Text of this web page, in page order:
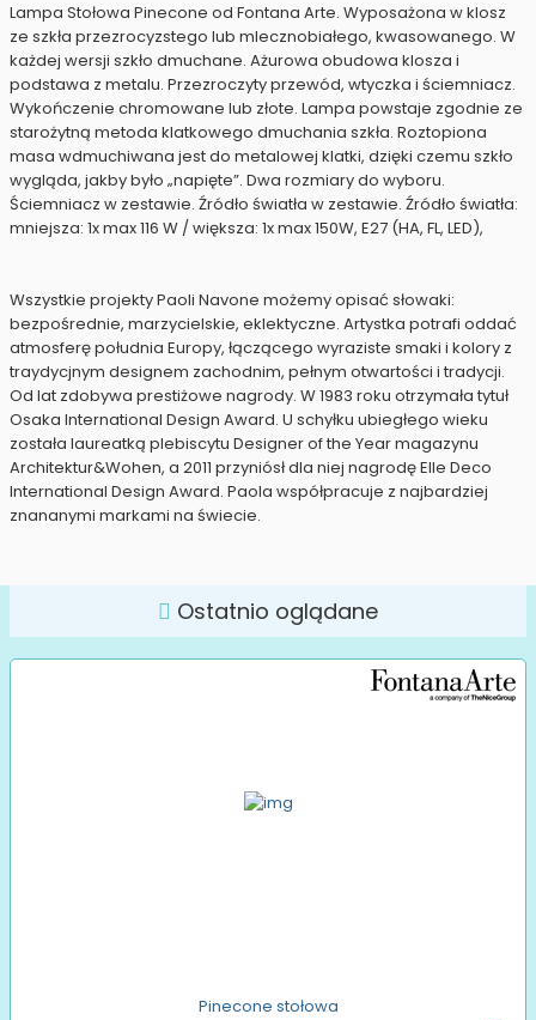
Lampa Stołowa Pinecone od Fontana Arte. Wyposażona w klosz
ze szkła przezrocyzstego lub mlecznobiałego, kwasowanego. W
każdej wersji szkło dmuchane. Ażurowa obudowa klosza i
podstawa z metalu. Przezroczyty przewód, wtyczka i ściemniacz.
Wykończenie chromowane lub złote. Lampa powstaje zgodnie ze
starożytną metoda klatkowego dmuchania szkła. Roztopiona
masa wdmuchiwana jest do metalowej klatki, dzięki czemu szkło
wygląda, jakby było „napięte”. Dwa rozmiary do wyboru.
Ściemniacz w zestawie. Źródło światła w zestawie. Źródło światła:
mniejsza: 1x max 116 W / większa: 1x max 150W, E27 (HA, FL, LED),
Wszystkie projekty Paoli Navone możemy opisać słowaki:
bezpośrednie, marzycielskie, eklektyczne. Artystka potrafi oddać
atmosferę południa Europy, łączącego wyraziste smaki i kolory z
traydycjnym designem zachodnim, pełnym otwartości i tradycji.
Od lat zdobywa prestiżowe nagrody. W 1983 roku otrzymała tytuł
Osaka International Design Award. U schyłku ubiegłego wieku
została laureatką plebiscytu Designer of the Year magazynu
Architektur&Wohen, a 2011 przyniósł dla niej nagrodę Elle Deco
International Design Award. Paola współpracuje z najbardziej
znananymi markami na świecie.
Ostatnio oglądane
Pinecone stołowa